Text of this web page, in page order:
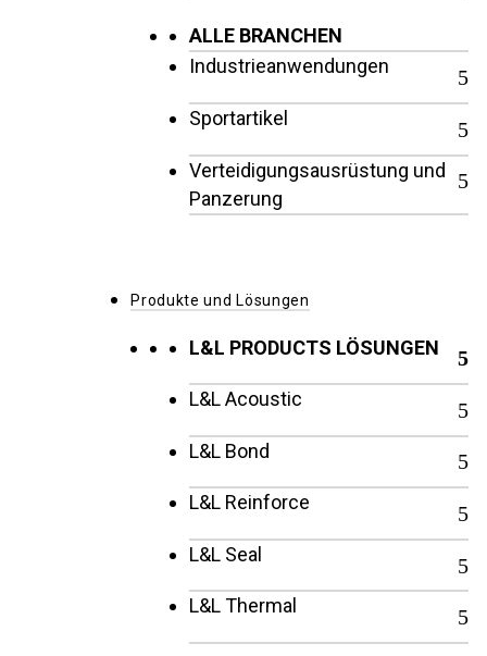
ALLE BRANCHEN
Industrieanwendungen
Sportartikel
Verteidigungsausrüstung und
Panzerung
Produkte und Lösungen
L&L PRODUCTS LÖSUNGEN
L&L Acoustic
L&L Bond
L&L Reinforce
L&L Seal
L&L Thermal